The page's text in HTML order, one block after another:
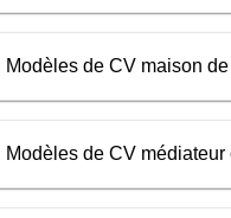
Modèles de CV maison
Modèles de CV médiateur